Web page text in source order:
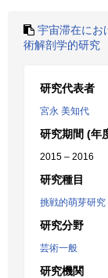
宇宙滞在にお
術解剖学的研究
研究代表者
宮永 美知代
研究期間 (年
2015 – 2016
研究種目
挑戦的萌芽研究
研究分野
芸術一般
研究機関